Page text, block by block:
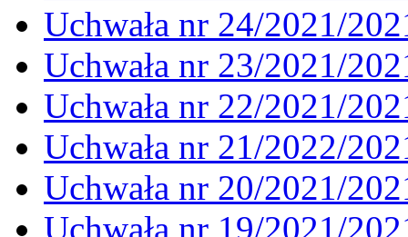
Uchwała nr 24/2021/
Uchwała nr 23/2021/
Uchwała nr 22/2021/
Uchwała nr 21/2022/
Uchwała nr 20/2021/
Uchwała nr 19/2021/